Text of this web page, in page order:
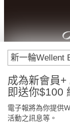
新一輪Wellent
成為新會員
即送你$100
電子報將為你提供
活動之訊息等。